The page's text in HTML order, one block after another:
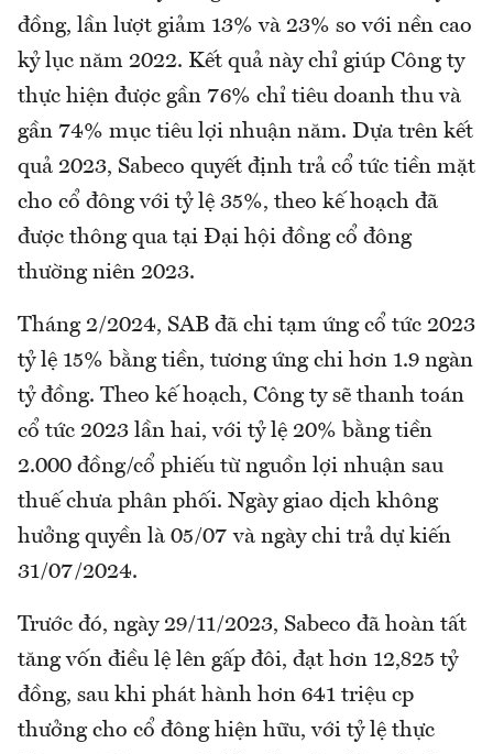
đồng, lần lượt giảm 13% và 23% so với nền cao
kỷ lục năm 2022. Kết quả này chỉ giúp Công ty
thực hiện được gần 76% chỉ tiêu doanh thu và
gần 74% mục tiêu lợi nhuận năm. Dựa trên kết
quả 2023, Sabeco quyết định trả cổ tức tiền mặt
cho cổ đông với tỷ lệ 35%, theo kế hoạch đã
được thông qua tại Đại hội đồng cổ đông
thường niên 2023.
Tháng 2/2024, SAB đã chi tạm ứng cổ tức 2023
tỷ lệ 15% bằng tiền, tương ứng chi hơn 1.9 ngàn
tỷ đồng. Theo kế hoạch, Công ty sẽ thanh toán
cổ tức 2023 lần hai, với tỷ lệ 20% bằng tiền
2.000 đồng/cổ phiếu từ nguồn lợi nhuận sau
thuế chưa phân phối. Ngày giao dịch không
hưởng quyền là 05/07 và ngày chi trả dự kiến
31/07/2024.
Trước đó, ngày 29/11/2023, Sabeco đã hoàn tất
tăng vốn điều lệ lên gấp đôi, đạt hơn 12,825 tỷ
đồng, sau khi phát hành hơn 641 triệu cp
thưởng cho cổ đông hiện hữu, với tỷ lệ thực